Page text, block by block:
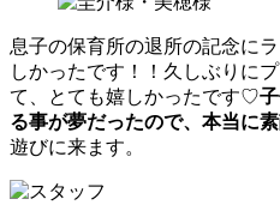
息子の保育所の退所の記念に
しかったです！！久しぶりに
て、とても嬉しかったです♡
る事が夢だったので、 本当に
遊びに来ます。